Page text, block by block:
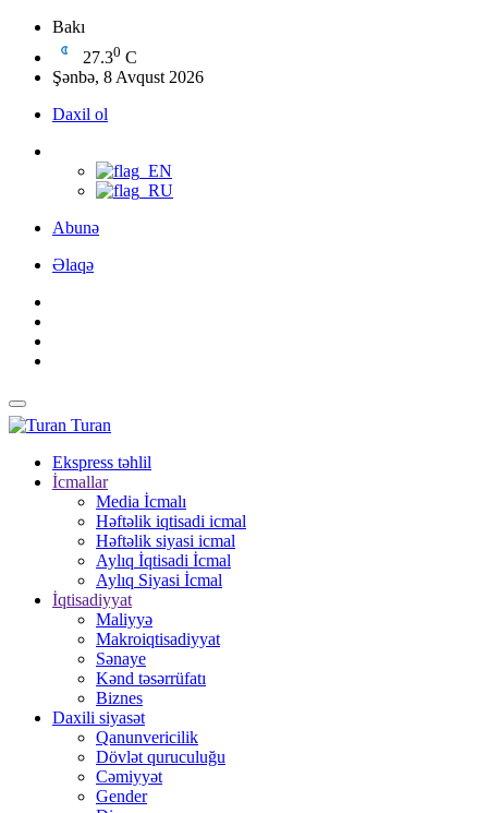
Bakı
27.30 C
Şənbə, 8 Avqust 2026
Daxil ol
Abunə
Əlaqə
Turan
Ekspress təhlil
İcmallar
Media İcmalı
Həftəlik iqtisadi icmal
Həftəlik siyasi icmal
Aylıq İqtisadi İcmal
Aylıq Siyasi İcmal
İqtisadiyyat
Maliyyə
Makroiqtisadiyyat
Sənaye
Kənd təsərrüfatı
Biznes
Daxili siyasət
Qanunvericilik
Dövlət quruculuğu
Cəmiyyət
Gender